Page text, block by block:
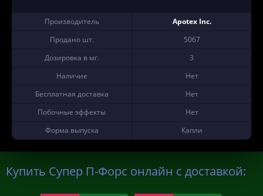
Производитель
Apotex Inc.
Продано шт.
5067
Дозировка в мг.
3
Наличие
Нет
Бесплатная доставка
Нет
Побочные эффекты
Нет
Форма выпуска
Капли
Купить Супер П-Форс онлайн с доставкой: